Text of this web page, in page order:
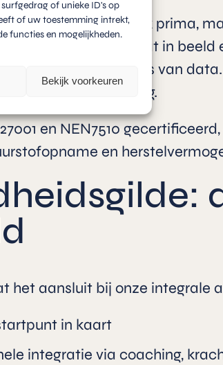
of unieke ID's op
of uw toestemming intrekt,
functies en mogelijkheden.
Bekijk voorkeuren
ogenschijnlijk prima,
BioCheck brengt dat in beeld
gevoel, maar op basis van data.
verandering.
en NEN7510
en
het aansluit bij onze integrale
in kaart
integratie via coaching,